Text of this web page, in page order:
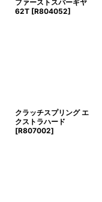
ファーストスパーギヤ
62T [R804052]
クラッチスプリング エ
クストラハード
[R807002]